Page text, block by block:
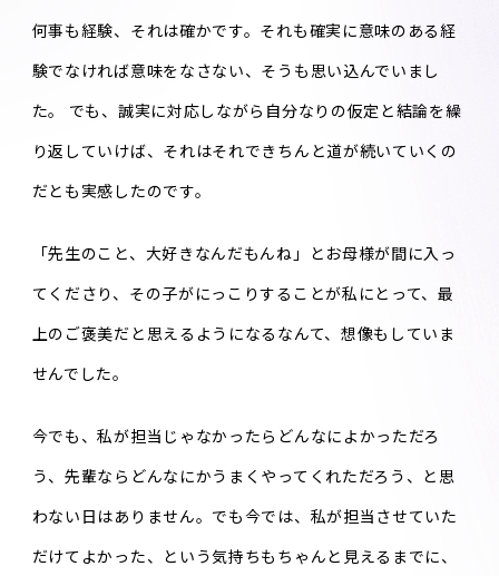
何事も経験、それは確かです。それも確実に意味のある経
験でなければ意味をなさない、そうも思い込んでいまし
た。 でも、誠実に対応しながら自分なりの仮定と結論を繰
り返していけば、それはそれできちんと道が続いていくの
だとも実感したのです。
「先生のこと、大好きなんだもんね」とお母様が間に入っ
てくださり、その子がにっこりすることが私にとって、最
上のご褒美だと思えるようになるなんて、想像もしていま
せんでした。
今でも、私が担当じゃなかったらどんなによかっただろ
う、先輩ならどんなにかうまくやってくれただろう、と思
わない日はありません。でも今では、私が担当させていた
だけてよかった、という気持ちもちゃんと見えるまでに、